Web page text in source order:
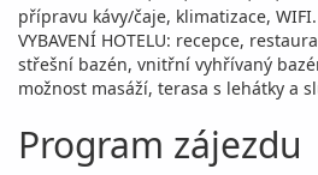
přípravu kávy/čaje, klimatizace, WIFI.
VYBAVENÍ HOTELU: recepce,
střešní bazén, vnitřní vyhřívaný
možnost masáží, terasa s lehátky a
Program zájezdu